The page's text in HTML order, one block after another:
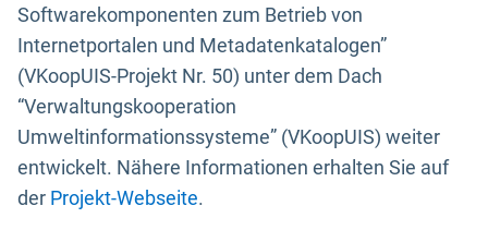
Softwarekomponenten zum Betrieb von
Internetportalen und Metadatenkatalogen”
(VKoopUIS-Projekt Nr. 50) unter dem Dach
“Verwaltungskooperation
Umweltinformationssysteme” (VKoopUIS) weiter
entwickelt. Nähere Informationen erhalten Sie auf
der Projekt-Webseite.